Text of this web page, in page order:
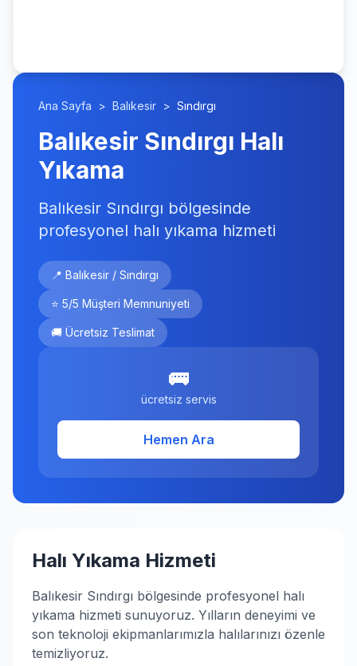
Ana Sayfa > Balıkesir > Sındırgı
Balıkesir Sındırgı Halı
Yıkama
Balıkesir Sındırgı bölgesinde
profesyonel halı yıkama hizmeti
📍 Balıkesir / Sındırgı
⭐ 5/5 Müşteri Memnuniyeti
🚚 Ücretsiz Teslimat
🚌
ücretsiz servis
Hemen Ara
Halı Yıkama Hizmeti
Balıkesir Sındırgı bölgesinde profesyonel halı
yıkama hizmeti sunuyoruz. Yılların deneyimi ve
son teknoloji ekipmanlarımızla halılarınızı özenle
temizliyoruz.